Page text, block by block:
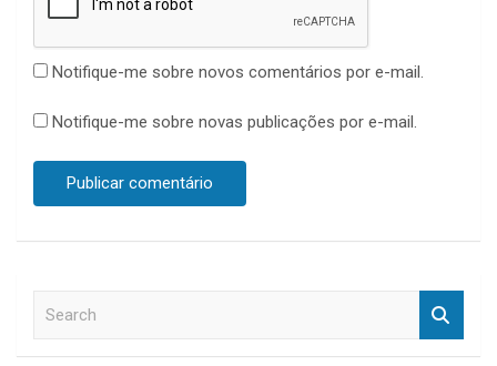
Notifique-me sobre novos comentários por e-mail.
Notifique-me sobre novas publicações por e-mail.